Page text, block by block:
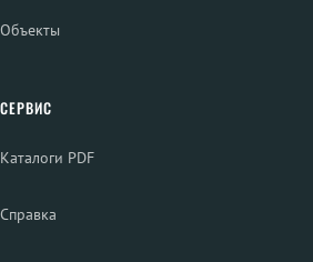
Объекты
СЕРВИС
Каталоги PDF
Справка